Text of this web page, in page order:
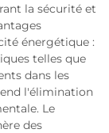
la sécurité et
énergétique :
telles que
dans les
l'élimination
Le
des